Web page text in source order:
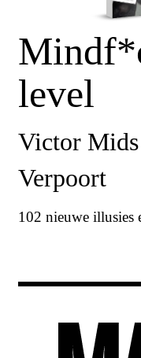
level
Victor Mids
Verpoort
102 nieuwe illusies